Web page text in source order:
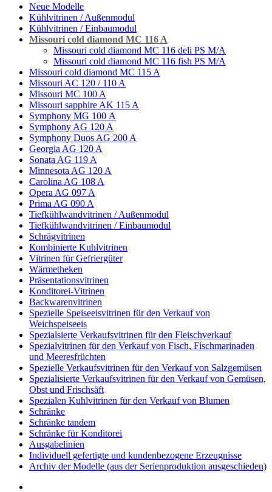
Neue Modelle
Kühlvitrinen / Außenmodul
Kühlvitrinen / Einbaumodul
Missouri cold diamond MC 116 A
Missouri cold diamond MC 116 deli PS M/A
Missouri cold diamond MC 116 fish PS M/A
Missouri cold diamond MC 115 A
Missouri AC 120 / 110 A
Missouri MC 100 A
Missouri sapphire AK 115 A
Symphony MG 100 А
Symphony AG 120 A
Symphony Duos AG 200 A
Georgia AG 120 A
Sonata AG 119 A
Minnesota AG 120 A
Carolina AG 108 A
Opera AG 097 A
Prima AG 090 A
Tiefkühlwandvitrinen / Außenmodul
Tiefkühlwandvitrinen / Einbaumodul
Schrägvitrinen
Кombinierte Kuhlvitrinen
Vitrinen für Gefriergüter
Wärmetheken
Präsentationsvitrinen
Konditorei-Vitrinen
Backwarenvitrinen
Spezielle Speiseeisvitrinen für den Verkauf von
Weichspeiseeis
Spezialsierte Verkaufsvitrinen für den Fleischverkauf
Spezialvitrinen für den Verkauf von Fisch, Fischmarinaden
und Meeresfrüchten
Spezielle Verkaufsvitrinen für den Verkauf von Salzgemüsen
Spezialisierte Verkaufsvitrinen für den Verkauf von Gemüsen,
Obst und Frischsäft
Spezialen Kuhlvitrinen für den Verkauf von Blumen
Schränke
Schränke tandem
Schränke für Konditorei
Ausgabelinien
Individuell gefertigte und kundenbezogene Erzeugnisse
Archiv der Modelle (aus der Serienproduktion ausgeschieden)